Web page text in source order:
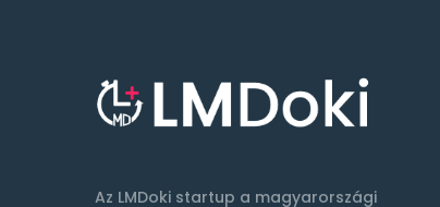
Az LMDoki startup a magyarországi